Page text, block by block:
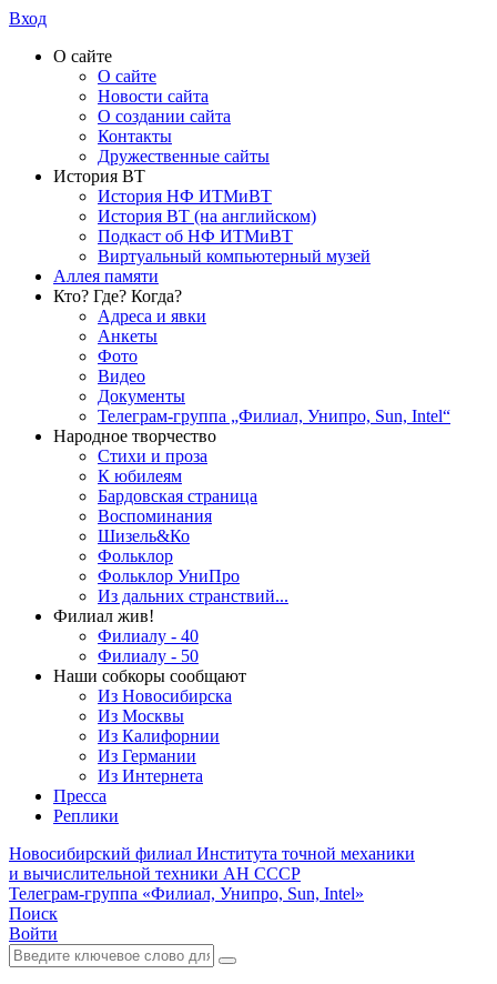
Вход
О сайте
О сайте
Новости сайта
О создании сайта
Контакты
Дружественные сайты
История ВТ
История НФ ИТМиВТ
История ВТ (на английском)
Подкаст об НФ ИТМиВТ
Виртуальный компьютерный музей
Аллея памяти
Кто? Где? Когда?
Адреса и явки
Анкеты
Фото
Видео
Документы
Телеграм-группа „Филиал, Унипро, Sun, Intel“
Народное творчество
Стихи и проза
К юбилеям
Бардовская страница
Воспоминания
Шизель&Ко
Фольклор
Фольклор УниПро
Из дальних странствий...
Филиал жив!
Филиалу - 40
Филиалу - 50
Наши собкоры сообщают
Из Новосибирска
Из Москвы
Из Калифорнии
Из Германии
Из Интернета
Пресса
Реплики
Новосибирский филиал Института точной механики
и вычислительной техники АН СССР
Телеграм-группа «Филиал, Унипро, Sun, Intel»
Поиск
Войти